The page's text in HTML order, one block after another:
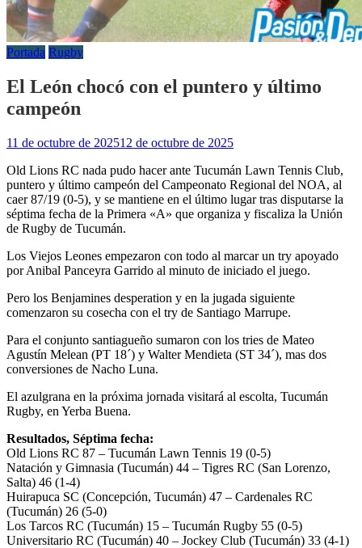
Portada Rugby
El León chocó con el puntero y último
campeón
11 de octubre de 202512 de octubre de 2025
Old Lions RC nada pudo hacer ante Tucumán Lawn Tennis Club,
puntero y último campeón del Campeonato Regional del NOA, al
caer 87/19 (0-5), y se mantiene en el último lugar tras disputarse la
séptima fecha de la Primera «A» que organiza y fiscaliza la Unión
de Rugby de Tucumán.
Los Viejos Leones empezaron con todo al marcar un try apoyado
por Anibal Panceyra Garrido al minuto de iniciado el juego.
Pero los Benjamines desperation y en la jugada siguiente
comenzaron su cosecha con el try de Santiago Marrupe.
Para el conjunto santiagueño sumaron con los tries de Mateo
Agustín Melean (PT 18´) y Walter Mendieta (ST 34´), mas dos
conversiones de Nacho Luna.
El azulgrana en la próxima jornada visitará al escolta, Tucumán
Rugby, en Yerba Buena.
Resultados, Séptima fecha:
Old Lions RC 87 – Tucumán Lawn Tennis 19 (0-5)
Natación y Gimnasia (Tucumán) 44 – Tigres RC (San Lorenzo,
Salta) 46 (1-4)
Huirapuca SC (Concepción, Tucumán) 47 – Cardenales RC
(Tucumán) 26 (5-0)
Los Tarcos RC (Tucumán) 15 – Tucumán Rugby 55 (0-5)
Universitario RC (Tucumán) 40 – Jockey Club (Tucumán) 33 (4-1)